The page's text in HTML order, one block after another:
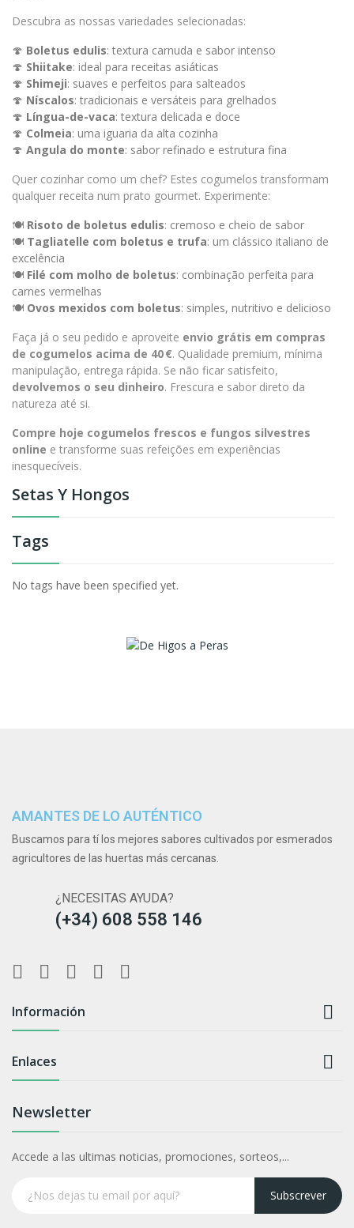
Setas Y Hongos
Tags
No tags have been specified yet.
Descubra as nossas variedades selecionadas:
🍄 Boletus edulis: textura carnuda e sabor intenso
🍄 Shiitake: ideal para receitas asiáticas
🍄 Shimeji: suaves e perfeitos para salteados
🍄 Níscalos: tradicionais e versáteis para grelhados
🍄 Língua-de-vaca: textura delicada e doce
🍄 Colmeia: uma iguaria da alta cozinha
🍄 Angula do monte: sabor refinado e estrutura fina
Quer cozinhar como um chef? Estes cogumelos transformam
qualquer receita num prato gourmet. Experimente:
🍽️ Risoto de boletus edulis: cremoso e cheio de sabor
🍽️ Tagliatelle com boletus e trufa: um clássico italiano de
excelência
🍽️ Filé com molho de boletus: combinação perfeita para
carnes vermelhas
🍽️ Ovos mexidos com boletus: simples, nutritivo e delicioso
Faça já o seu pedido e aproveite envio grátis em compras
de cogumelos acima de 40 €. Qualidade premium, mínima
manipulação, entrega rápida. Se não ficar satisfeito,
devolvemos o seu dinheiro. Frescura e sabor direto da
natureza até si.
Compre hoje cogumelos frescos e fungos silvestres
online e transforme suas refeições em experiências
inesquecíveis.
AMANTES DE LO AUTÉNTICO
Buscamos para tí los mejores sabores cultivados por esmerados
agricultores de las huertas más cercanas.
¿NECESITAS AYUDA?
(+34) 608 558 146
Información 
Enlaces 
Newsletter
Accede a las ultimas noticias, promociones, sorteos,...
Subscrever